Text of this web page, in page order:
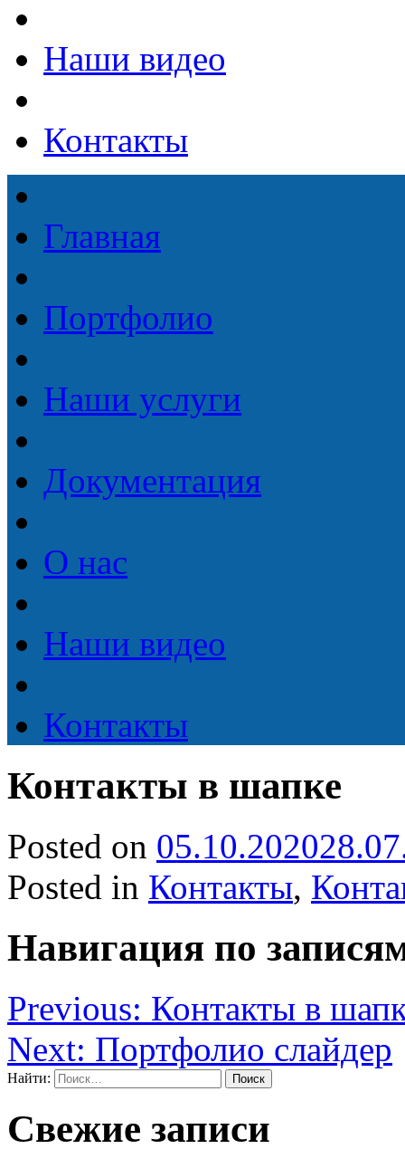
Наши видео
Контакты
Главная
Портфолио
Наши услуги
Документация
О нас
Наши видео
Контакты
Контакты в шапке
Posted on 05.10.2020
Posted in Контакты,
Навигация по
Previous: Контакты в
Next: Портфолио слайдер
Найти:
Свежие записи